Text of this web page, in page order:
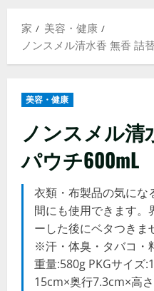
す
マ
リ
ュ
家
美容・健康
ノンスメル清水香 無香 詰
美容・健康
ノンスメル清
パウチ600mL
衣類・布製品の気に
間にも使用できます。
ーした後にベタつきま
※汗・体臭・タバコ・
重量:580g PKGサイズ
15cm×奥行7.3cm×高